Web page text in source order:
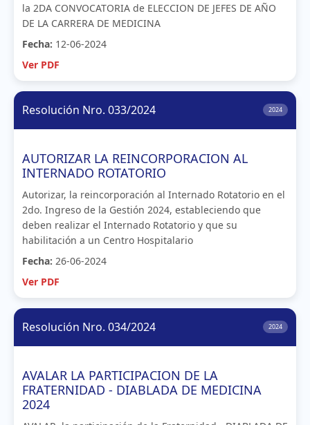
la 2DA CONVOCATORIA de ELECCION DE JEFES DE AÑO
DE LA CARRERA DE MEDICINA
Fecha: 12-06-2024
Ver PDF
Resolución Nro. 033/2024 2024
AUTORIZAR LA REINCORPORACION AL
INTERNADO ROTATORIO
Autorizar, la reincorporación al Internado Rotatorio en el
2do. Ingreso de la Gestión 2024, estableciendo que
deben realizar el Internado Rotatorio y que su
habilitación a un Centro Hospitalario
Fecha: 26-06-2024
Ver PDF
Resolución Nro. 034/2024 2024
AVALAR LA PARTICIPACION DE LA
FRATERNIDAD - DIABLADA DE MEDICINA
2024